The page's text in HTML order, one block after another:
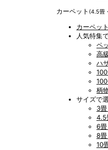
カーペット (4.5畳
カーペッ
人気特集
ペ
高
ハ
柄
サイズで
3畳
4.5
6畳
8畳
10